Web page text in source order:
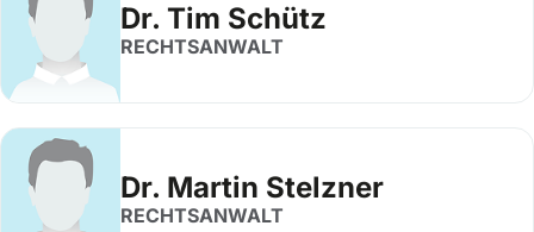
Dr. Tim Schütz
RECHTSANWALT
Dr. Martin Stelzner
RECHTSANWALT